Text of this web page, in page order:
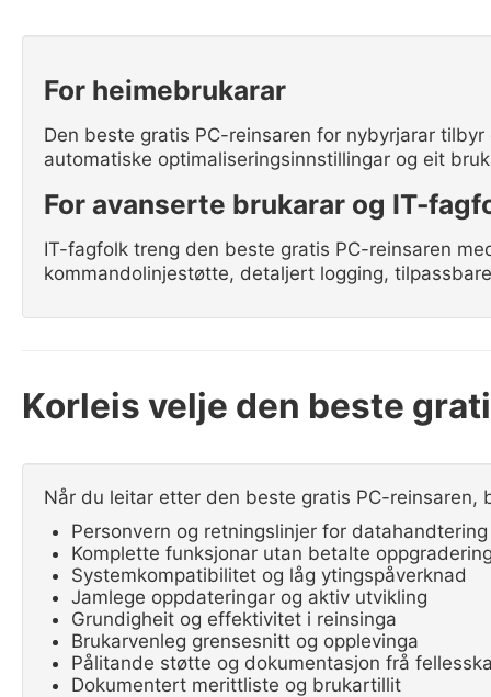
For heimebrukarar
Den beste gratis PC-reinsaren for nybyrjarar
automatiske optimaliseringsinnstillingar og eit
For avanserte brukarar og IT-
IT-fagfolk treng den beste gratis PC-reinsaren
kommandolinjestøtte, detaljert logging,
Korleis velje den beste
Når du leitar etter den beste gratis PC-reinsaren,
Personvern og retningslinjer for datahandtering
Komplette funksjonar utan betalte
Systemkompatibilitet og låg ytingspåverknad
Jamlege oppdateringar og aktiv utvikling
Grundigheit og effektivitet i reinsinga
Brukarvenleg grensesnitt og opplevinga
Pålitande støtte og dokumentasjon frå
Dokumentert merittliste og brukartillit